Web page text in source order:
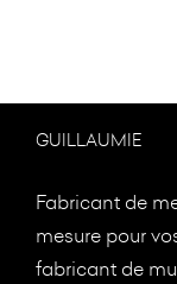
GUILLAUMIE
Fabricant de
mesure pour
fabricant de